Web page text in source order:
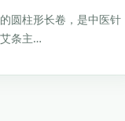
圆柱形长卷，是中医针
条主…